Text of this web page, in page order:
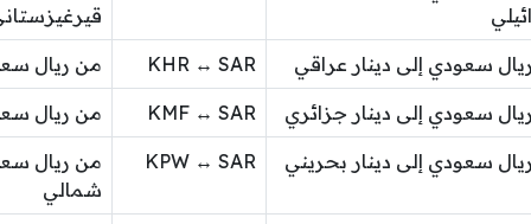
سعودي إلى دينار عراقي KHR ↔ SAR من ريال
سعودي إلى دينار جزائري KMF ↔ SAR من ريال
سعودي إلى دينار بحريني KPW ↔ SAR
من ريال
شمالي